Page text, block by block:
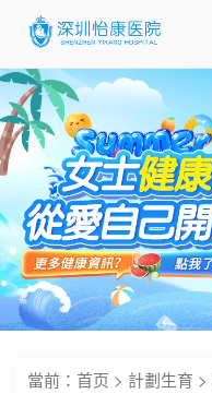
當前： 首页 > 計劃生育 >